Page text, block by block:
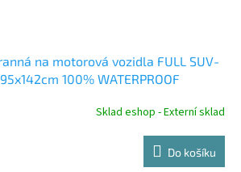
na motorová vozidla FULL SUV-
100% WATERPROOF
Sklad eshop - Externí sklad
Do košíku